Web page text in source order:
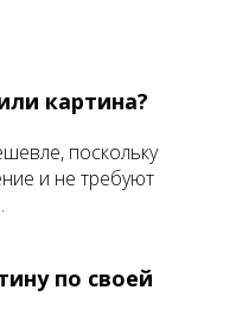
картина?
поскольку
и не требуют
по своей